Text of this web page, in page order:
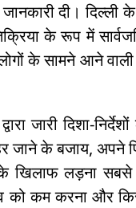
दी। दिल्ली
के रूप में
के सामने आने
जारी दिशा-
जाने के बजाय, अपने
खिलाफ लड़ना सबसे
कम करना और